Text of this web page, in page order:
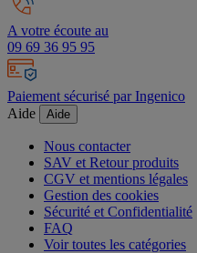
A votre écoute au
09 69 36 95 95
Paiement sécurisé par Ingenico
Aide
Aide
Nous contacter
SAV et Retour produits
CGV et mentions légales
Gestion des cookies
Sécurité et Confidentialité
FAQ
Voir toutes les catégories